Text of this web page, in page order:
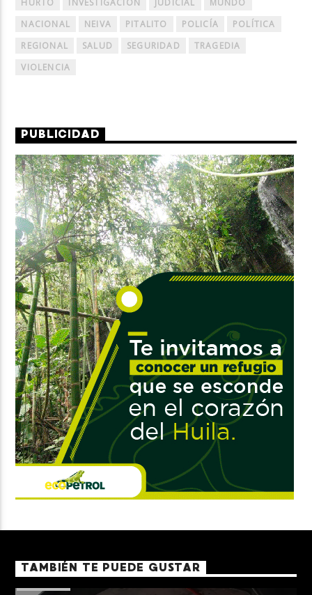
HURTO INVESTIGACIÓN JUDICIAL
MUNDO
NACIONAL
NEIVA PITALITO POLICÍA
POLÍTICA
REGIONAL
SALUD SEGURIDAD
TRAGEDIA
VIOLENCIA
PUBLICIDAD
TAMBIÉN TE PUEDE GUSTAR